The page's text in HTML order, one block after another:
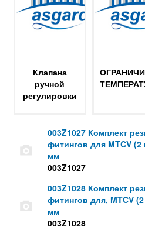
Клапана
ручной
регулировки
003Z1027 Комплект
фитингов для MTCV (2
мм
003Z1027
003Z1028 Комплект
фитингов для, MTCV
мм
003Z1028